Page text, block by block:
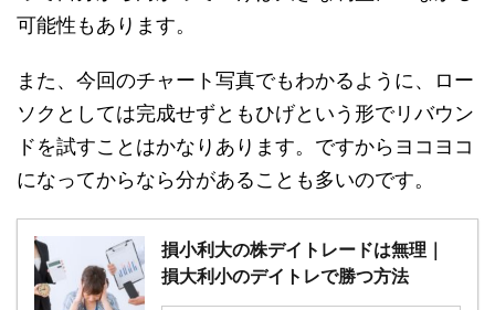
可能性もあります。
また、今回のチャート写真でもわかるように、ロー
ソクとしては完成せずともひげという形でリバウン
ドを試すことはかなりあります。ですからヨコヨコ
になってからなら分があることも多いのです。
損小利大の株デイトレードは無理｜
損大利小のデイトレで勝つ方法